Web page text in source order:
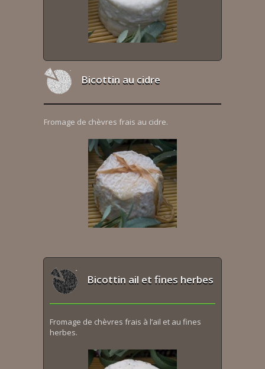
Bicottin au cidre
Fromage de chèvres frais au cidre.
Bicottin ail et fines herbes
Fromage de chèvres frais à l’ail et au fines
herbes.